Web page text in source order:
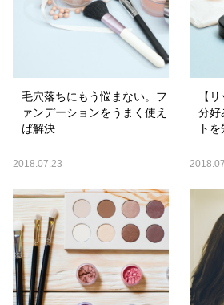
毛穴落ちにもう悩まない。フ
ァンデーションをうまく使え
ば解決
2018.07.23
【
分好
ト